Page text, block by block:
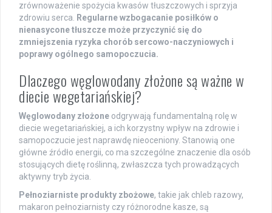
zrównoważenie spożycia kwasów tłuszczowych i sprzyja
zdrowiu serca.
Regularne wzbogacanie posiłków o
nienasycone tłuszcze może przyczynić się do
zmniejszenia ryzyka chorób sercowo-naczyniowych i
poprawy ogólnego samopoczucia.
Dlaczego węglowodany złożone są ważne w
diecie wegetariańskiej?
Węglowodany złożone odgrywają fundamentalną rolę w
diecie wegetariańskiej, a ich korzystny wpływ na zdrowie i
samopoczucie jest naprawdę nieoceniony. Stanowią one
główne źródło energii, co ma szczególne znaczenie dla osób
stosujących dietę roślinną, zwłaszcza tych prowadzących
aktywny tryb życia.
Pełnoziarniste produkty zbożowe, takie jak chleb razowy,
makaron pełnoziarnisty czy różnorodne kasze, są